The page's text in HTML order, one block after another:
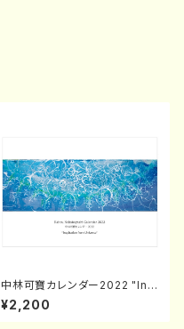
中林可寶カレンダー2022 "Ins
piration from Universe"
¥2,200